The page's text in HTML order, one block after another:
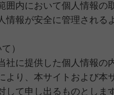
囲内において個人情報
報が安全に管理される
）
社に提供した個人情報
より、本サイトおよび
て申し出るものとします